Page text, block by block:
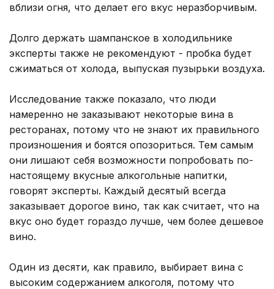
вблизи огня, что делает его вкус неразборчивым.
Долго держать шампанское в холодильнике
эксперты также не рекомендуют - пробка будет
сжиматься от холода, выпуская пузырьки воздуха.
Исследование также показало, что люди
намеренно не заказывают некоторые вина в
ресторанах, потому что не знают их правильного
произношения и боятся опозориться. Тем самым
они лишают себя возможности попробовать по-
настоящему вкусные алкогольные напитки,
говорят эксперты. Каждый десятый всегда
заказывает дорогое вино, так как считает, что на
вкус оно будет гораздо лучше, чем более дешевое
вино.
Один из десяти, как правило, выбирает вина с
высоким содержанием алкоголя, потому что